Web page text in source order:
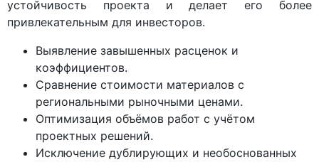
устойчивость проекта и делает его более
привлекательным для инвесторов.
Выявление завышенных расценок и
коэффициентов.
Сравнение стоимости материалов с
региональными рыночными ценами.
Оптимизация объёмов работ с учётом
проектных решений.
Исключение дублирующих и необоснованных